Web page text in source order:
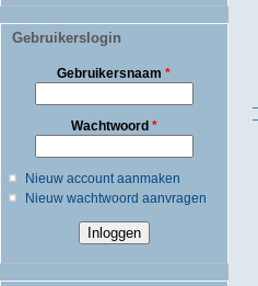
Gebruikerslogin
Gebruikersnaam*
Wachtwoord *
Nieuw account aanmaken
Nieuw wachtwoord aanvragen